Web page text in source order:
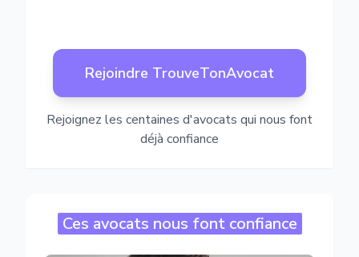
Rejoindre TrouveTonAvocat
Rejoignez les centaines d'avocats qui nous font
déjà confiance
Ces avocats nous font confiance